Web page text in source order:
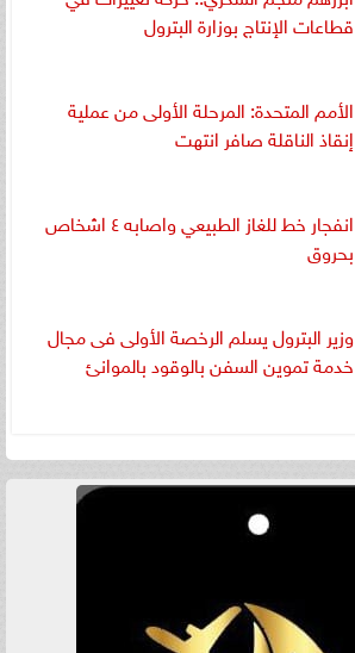
قطاعات الإنتاج بوزارة البترول
الأمم المتحدة: المرحلة الأولى من عملية
إنقاذ الناقلة صافر انتهت
انفجار خط للغاز الطبيعي واصابه ٤ اشخاص
بحروق
وزير البترول يسلم الرخصة الأولى فى مجال
خدمة تموين السفن بالوقود بالموانئ